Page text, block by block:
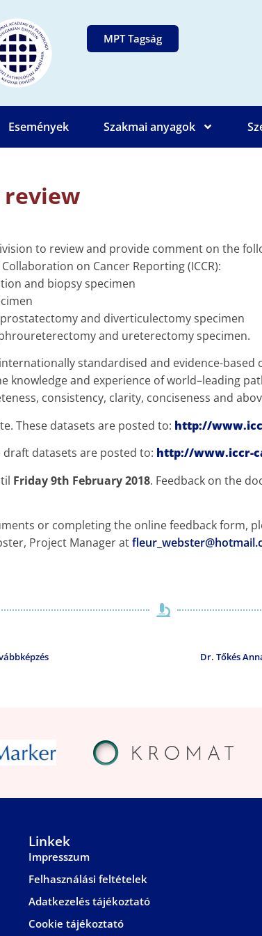
MPT Tagság
Események Szakmai anyagok
review
to review and provide comment on the
on Cancer Reporting (ICCR):
and biopsy specimen
and diverticulectomy specimen
and ureterectomy specimen.
standardised and evidence-
knowledge and experience of world–leading
consistency, clarity, conciseness and
These datasets are posted to: http://
datasets are posted to: http://www.iccr-
Friday 9th February 2018. Feedback on the
or completing the online feedback form,
Project Manager at
Dr. Tőkés
Linkek
Impresszum
Felhasználási feltételek
Adatkezelés tájékoztató
Cookie tájékoztató